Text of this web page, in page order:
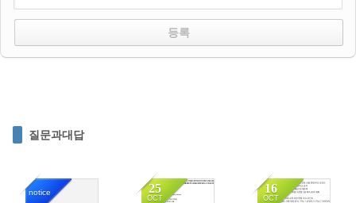
질문과대답
notice 25
OCT
16
OCT